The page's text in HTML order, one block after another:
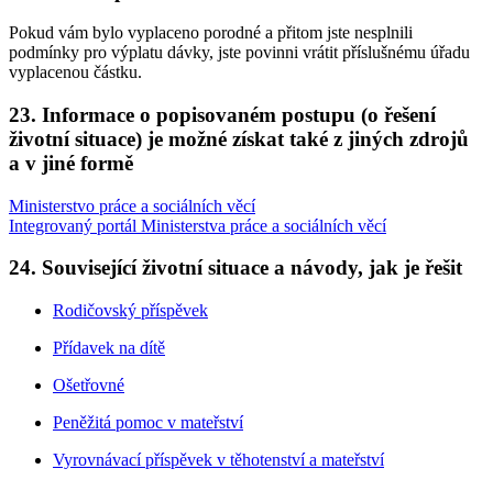
Pokud vám bylo vyplaceno porodné a přitom jste nesplnili
podmínky pro výplatu dávky, jste povinni vrátit příslušnému úřadu
vyplacenou částku.
23. Informace o popisovaném postupu (o řešení
životní situace) je možné získat také z jiných zdrojů
a v jiné formě
Ministerstvo práce a sociálních věcí
Integrovaný portál Ministerstva práce a sociálních věcí
24. Související životní situace a návody, jak je řešit
Rodičovský příspěvek
Přídavek na dítě
Ošetřovné
Peněžitá pomoc v mateřství
Vyrovnávací příspěvek v těhotenství a mateřství